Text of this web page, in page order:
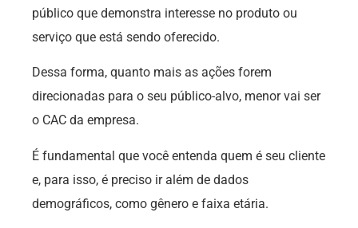
público que demonstra interesse no produto ou
serviço que está sendo oferecido.
Dessa forma, quanto mais as ações forem
direcionadas para o seu público-alvo, menor vai ser
o CAC da empresa.
É fundamental que você entenda quem é seu cliente
e, para isso, é preciso ir além de dados
demográficos, como gênero e faixa etária.